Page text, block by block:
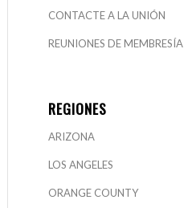
CONTACTE A LA UNIÓN
REUNIONES DE MEMBRESÍA
REGIONES
ARIZONA
LOS ANGELES
ORANGE COUNTY